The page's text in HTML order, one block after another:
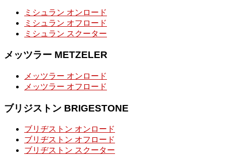
ミシュラン オンロード
ミシュラン オフロード
ミシュラン スクーター
メッツラー METZELER
メッツラー オンロード
メッツラー オフロード
ブリジストン BRIGESTONE
ブリヂストン オンロード
ブリヂストン オフロード
ブリヂストン スクーター